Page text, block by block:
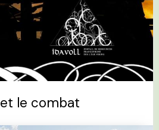
le combat